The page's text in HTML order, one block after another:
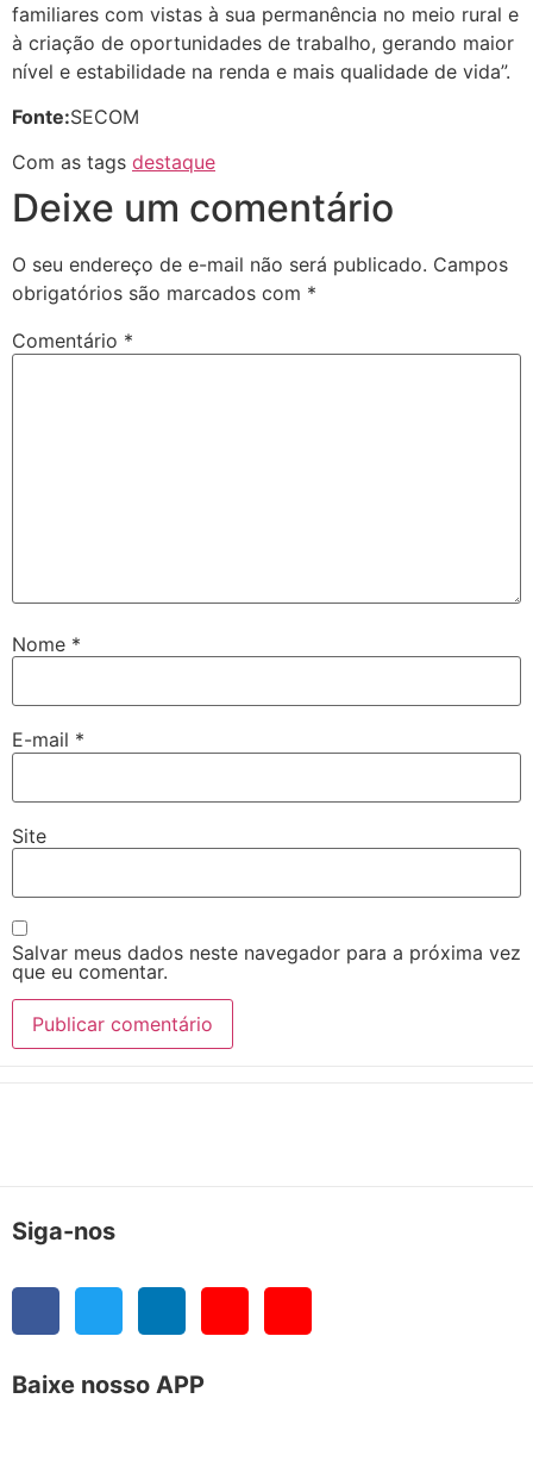
familiares com vistas à sua permanência no meio rural e
à criação de oportunidades de trabalho, gerando maior
nível e estabilidade na renda e mais qualidade de vida”.
Fonte:SECOM
Com as tags destaque
Deixe um comentário
O seu endereço de e-mail não será publicado. Campos
obrigatórios são marcados com *
Comentário *
Nome *
E-mail *
Site
Salvar meus dados neste navegador para a próxima vez
que eu comentar.
Siga-nos
Baixe nosso APP